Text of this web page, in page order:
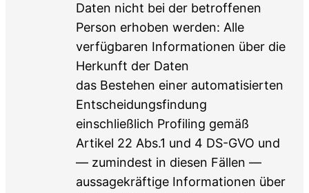
Daten nicht bei der betroffenen
Person erhoben werden: Alle
verfügbaren Informationen über die
Herkunft der Daten
das Bestehen einer automatisierten
Entscheidungsfindung
einschließlich Profiling gemäß
Artikel 22 Abs.1 und 4 DS-GVO und
— zumindest in diesen Fällen —
aussagekräftige Informationen über